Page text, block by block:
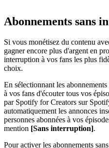
Abonnements sans
Si vous monétisez du contenu
gagner encore plus d'argent en
interruption à vos fans les plus
choix.
En sélectionnant les
à vos fans d'écouter tous vos
par Spotify for Creators sur
automatiquement les annonces
personnes abonnées à vos
mention [Sans interruption].
Pour activer les abonnements